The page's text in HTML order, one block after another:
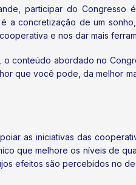
participar do
a concretização de um
e nos dar mais
o conteúdo abordado no
que você pode, da melhor
as iniciativas das
que melhore os níveis de
efeitos são percebidos no